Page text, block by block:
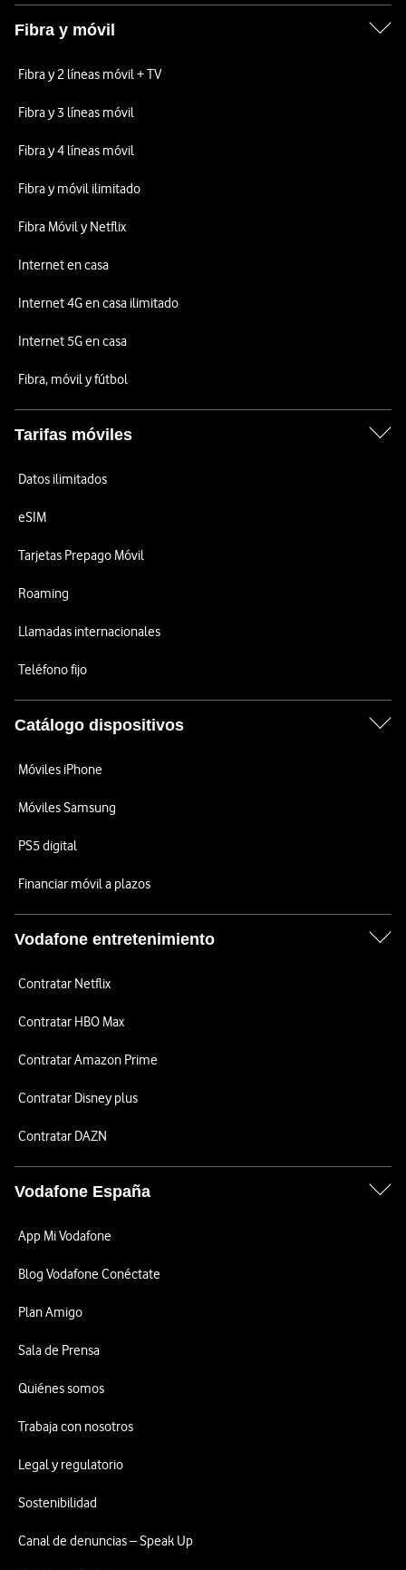
Fibra y móvil
Fibra y 2 líneas móvil + TV
Fibra y 3 líneas móvil
Fibra y 4 líneas móvil
Fibra y móvil ilimitado
Fibra Móvil y Netflix
Internet en casa
Internet 4G en casa ilimitado
Internet 5G en casa
Fibra, móvil y fútbol
Tarifas móviles
Datos ilimitados
eSIM
Tarjetas Prepago Móvil
Roaming
Llamadas internacionales
Teléfono fijo
Catálogo dispositivos
Móviles iPhone
Móviles Samsung
PS5 digital
Financiar móvil a plazos
Vodafone entretenimiento
Contratar Netflix
Contratar HBO Max
Contratar Amazon Prime
Contratar Disney plus
Contratar DAZN
Vodafone España
App Mi Vodafone
Blog Vodafone Conéctate
Plan Amigo
Sala de Prensa
Quiénes somos
Trabaja con nosotros
Legal y regulatorio
Sostenibilidad
Canal de denuncias – Speak Up